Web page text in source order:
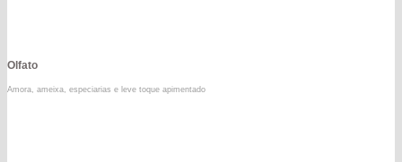
Olfato
Amora, ameixa, especiarias e leve toque apimentado